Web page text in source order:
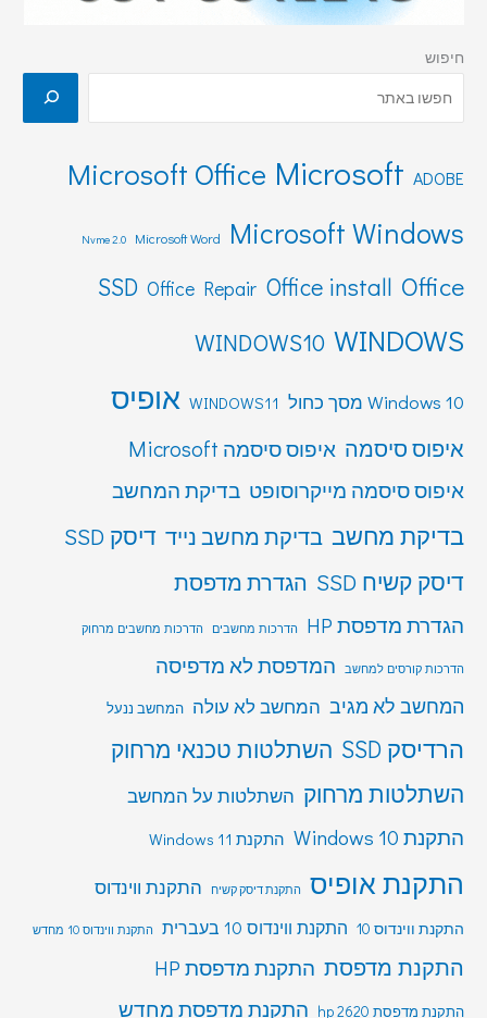
חיפוש
ADOBE
Microsoft
Microsoft Office
Microsoft Windows
Microsoft Word
Nvme 2.0
Office
Office install
Office Repair
SSD
WINDOWS
WINDOWS10
Windows 10 מסך כחול WINDOWS11 אופיס
איפוס סיסמה איפוס סיסמה Microsoft
איפוס סיסמה מייקרוסופט בדיקת המחשב
בדיקת מחשב בדיקת מחשב נייד דיסק SSD
דיסק קשיח SSD
הגדרת מדפסת
הגדרת מדפסת HP הדרכות מחשבים הדרכות מחשבים מרחוק
הדרכות קורסים למחשב המדפסת לא מדפיסה
המחשב לא מגיב המחשב לא עולה המחשב ננעל
הרדיסק SSD
השתלטות טכנאי מרחוק
השתלטות מרחוק השתלטות על המחשב
התקנת Windows 10 התקנת Windows 11
התקנת אופיס התקנת דיסק קשיח התקנת ווינדוס
התקנת ווינדוס 10 התקנת ווינדוס 10 בעברית התקנת ווינדוס 10 מחדש
התקנת מדפסת התקנת מדפסת HP
התקנת מדפסת hp 2620 התקנת מדפסת מחדש